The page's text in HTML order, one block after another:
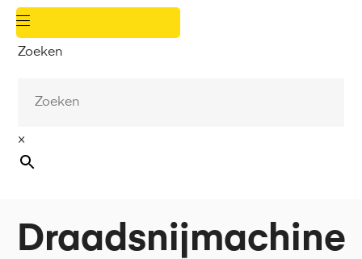
Zoeken
×
Draadsnijmachine